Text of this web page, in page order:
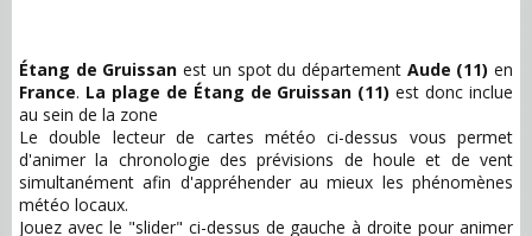
Étang de Gruissan est un spot du département Aude (11) en
France. La plage de Étang de Gruissan (11) est donc inclue
au sein de la zone
Le double lecteur de cartes météo ci-dessus vous permet
d'animer la chronologie des prévisions de houle et de vent
simultanément afin d'appréhender au mieux les phénomènes
météo locaux.
Jouez avec le "slider" ci-dessus de gauche à droite pour animer